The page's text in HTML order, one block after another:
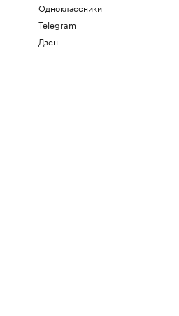
Одноклассники
Telegram
Дзен